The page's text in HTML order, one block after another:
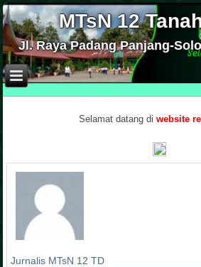
MTsN 12
Jl. Raya Padang Panjang-
Selamat datang diwebsite resmi
Jurnalis MTsN 12 TD